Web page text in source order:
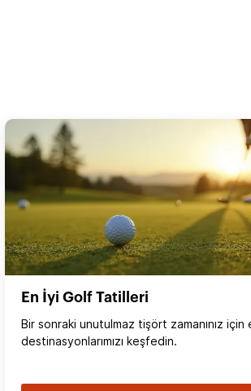
En İyi Golf Tatilleri
Bir sonraki unutulmaz tişört zamanınız
destinasyonlarımızı keşfedin.